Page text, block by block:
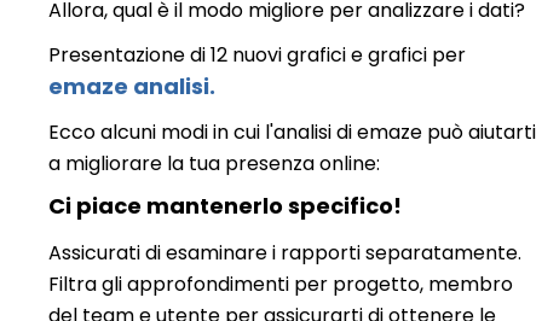
Allora, qual è il modo migliore per analizzare i dati?
Presentazione di 12 nuovi grafici e grafici per
emaze analisi.
Ecco alcuni modi in cui l'analisi di emaze può aiutarti
a migliorare la tua presenza online:
Ci piace mantenerlo specifico!
Assicurati di esaminare i rapporti separatamente.
Filtra gli approfondimenti per progetto, membro
del team e utente per assicurarti di ottenere le